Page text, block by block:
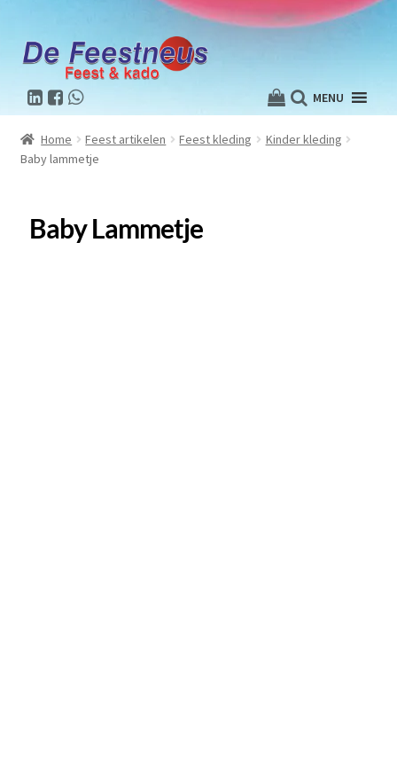
MENU
Home Feest artikelen Feest kleding
Kinder kleding
Baby lammetje
Baby Lammetje